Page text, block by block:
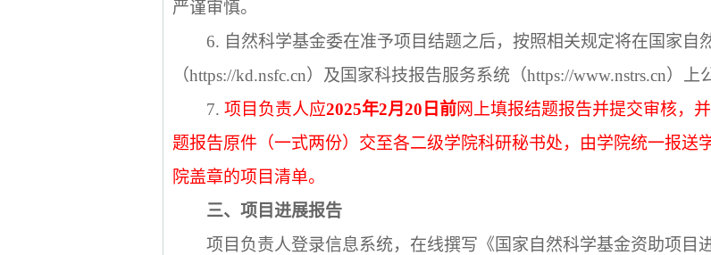
严谨审慎。
6. 自然科学基金委在准予项目结题之后，按照相关规定将在国家自
（https://kd.nsfc.cn）及国家科技报告服务系统（https://www.nstrs.cn）上
7. 项目负责人应2025年2月20 日前网上填报结题报告并提交审核，
题报告原件（一式两份）交至各二级学院科研秘书处，由学院统一报送
院盖章的项目清单。
三、项目进展报告
项目负责人登录信息系统，在线撰写《国家自然科学基金资助项目